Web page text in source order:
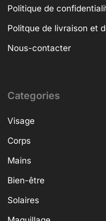
Politique de
Politque de livraison et
Nous-contacter
Categories
Visage
Corps
Mains
Bien-être
Solaires